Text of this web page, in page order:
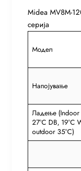
Midea MV8M-
серија
Модел
Напојување
Ладење (Indoor
27°C DB, 19°C
outdoor 35°C)